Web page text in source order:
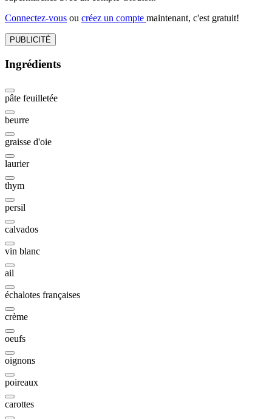
Connectez-vous ou créez un compte maintenant, c'est gratuit!
PUBLICITÉ
Ingrédients
pâte feuilletée
beurre
graisse d'oie
laurier
thym
persil
calvados
vin blanc
ail
échalotes françaises
crème
oeufs
oignons
poireaux
carottes